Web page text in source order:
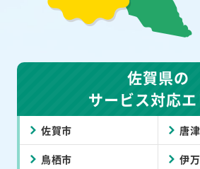
佐賀県の
サービス対応
佐賀市 唐
鳥栖市 伊